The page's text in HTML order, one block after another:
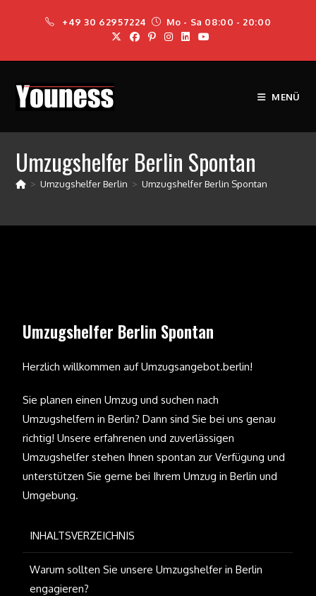
+49 30 62957224 Mo - Sa 08:00 - 20:00
MENÜ
Umzugshelfer Berlin Spontan
> Umzugshelfer Berlin > Umzugshelfer Berlin Spontan
Umzugshelfer Berlin Spontan
Herzlich willkommen auf Umzugsangebot.berlin!
Sie planen einen Umzug und suchen nach
Umzugshelfern in Berlin? Dann sind Sie bei uns genau
richtig! Unsere erfahrenen und zuverlässigen
Umzugshelfer stehen Ihnen spontan zur Verfügung und
unterstützen Sie gerne bei Ihrem Umzug in Berlin und
Umgebung.
INHALTSVERZEICHNIS
Warum sollten Sie unsere Umzugshelfer in Berlin
engagieren?